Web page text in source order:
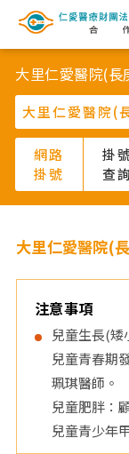
網
路
掛
號
系
統
-
仁
愛
大里仁愛醫院(長
網路
掛號
掛
查詢
大里仁愛醫院(
注意事項
兒童生長(矮
兒童青春期
珮琪醫師。
兒童肥胖：
兒童青少年